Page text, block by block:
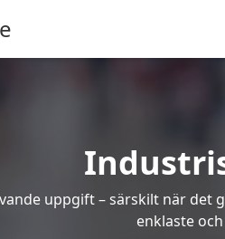
uppgift – särskilt när
enklaste